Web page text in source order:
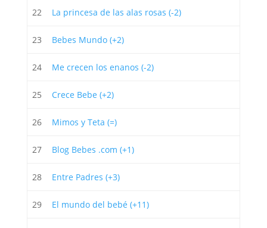
22 La princesa de las alas rosas (-2)
23 Bebes Mundo (+2)
24 Me crecen los enanos (-2)
25 Crece Bebe (+2)
26 Mimos y Teta (=)
27 Blog Bebes .com (+1)
28 Entre Padres (+3)
29 El mundo del bebé (+11)